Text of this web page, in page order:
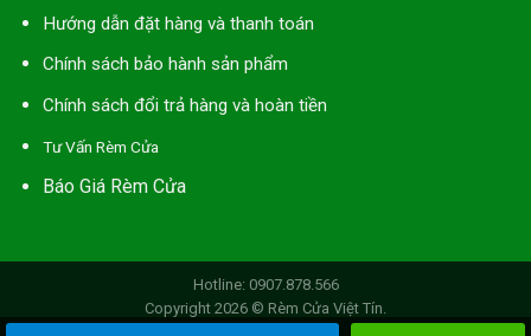
Hướng dẫn đặt hàng và thanh toán
Chính sách bảo hành sản phẩm
Chính sách đổi trả hàng và hoàn tiền
Tư Vấn Rèm Cửa
Báo Giá Rèm Cửa
Hotline: 0907.878.566
Copyright 2026 © Rèm Cửa Việt Tín